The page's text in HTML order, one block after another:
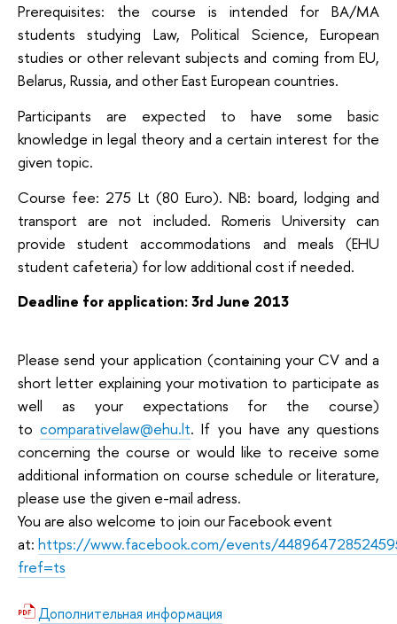
Prerequisites: the course is intended for BA/MA
students studying Law, Political Science, European
studies or other relevant subjects and coming from EU,
Belarus, Russia, and other East European countries.
Participants are expected to have some basic
knowledge in legal theory and a certain interest for the
given topic.
Course fee: 275 Lt (80 Euro). NB: board, lodging and
transport are not included. Romeris University can
provide student accommodations and meals (EHU
student cafeteria) for low additional cost if needed.
Deadline for application: 3rd June 2013
Please send your application (containing your CV and a
short letter explaining your motivation to participate as
well as your expectations for the course)
tocomparativelaw@ehu.lt. If you have any questions
concerning the course or would like to receive some
additional information on course schedule or literature,
please use the given e-mail adress.
You are also welcome to join our Facebook event
at: https://www.facebook.com/events/
fref=ts
Дополнительная информация